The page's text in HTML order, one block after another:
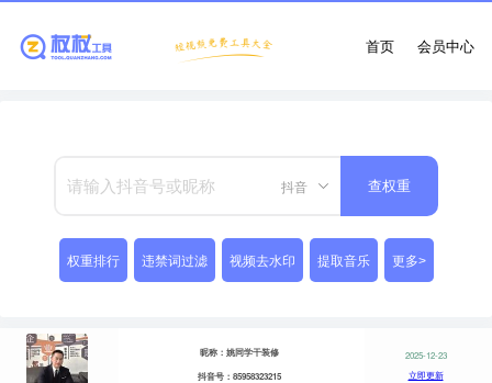
会员中心
首页
抖音 查权重
权重排行 违禁词过滤 视频去水印 提取音乐 更多>
昵称：姚同学干装修
抖音号：85958323215
2025-12-23
立即更新